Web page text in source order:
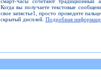
Когда вы получаете текстовые
свое запястье1, просто проведите
скрытый дисплей. Подробная